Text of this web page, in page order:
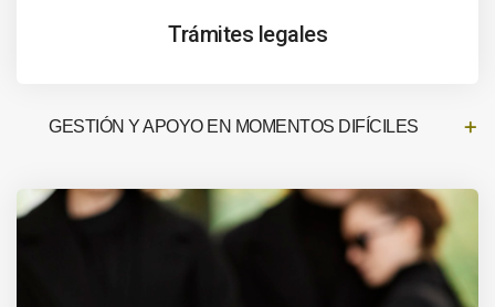
Trámites legales
GESTIÓN Y APOYO EN MOMENTOS DIFÍCILES